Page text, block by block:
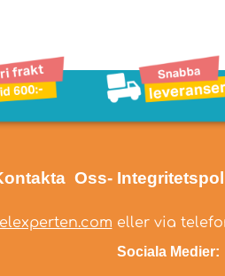
Oss-
eller via
Sociala Medier: